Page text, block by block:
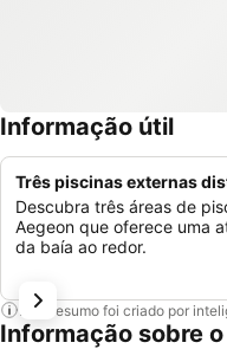
Informação útil
Três piscinas externas
Descubra três áreas de
Aegeon que oferece uma
da baía ao redor.
Este resumo foi criado por
Informação sobre